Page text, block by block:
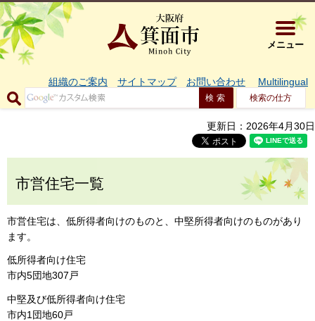
大阪府箕
メニュー
組織のご案内 サイトマップ お問い合わせ Multilingual
検索の仕方
更新日：2026年4月30日
市営住宅一覧
市営住宅は、低所得者向けのものと、中堅所得者向けのものがあり
ます。
低所得者向け住宅
市内5団地307戸
中堅及び低所得者向け住宅
市内1団地60戸